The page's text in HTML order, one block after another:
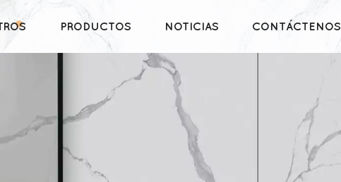
PRODUCTOS NOTICIAS CONTÁCTENOS